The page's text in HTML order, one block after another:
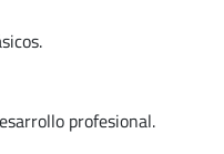
profesional.